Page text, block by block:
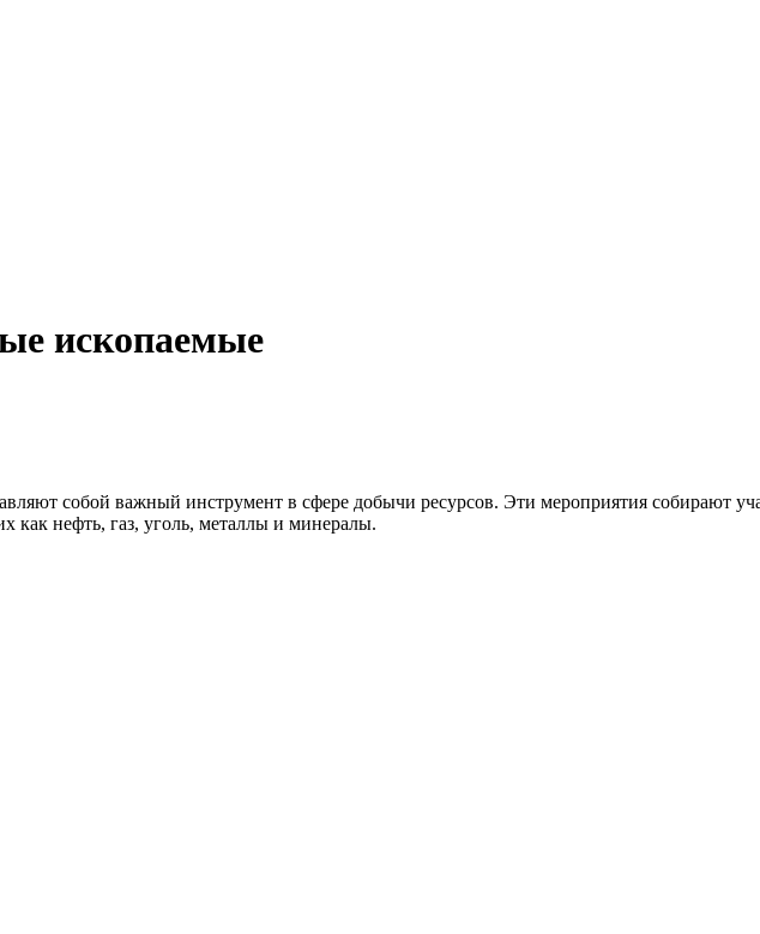
ископаемые
собой важный инструмент в сфере добычи ресурсов. Эти мероприятия собирают
как нефть, газ, уголь, металлы и минералы.